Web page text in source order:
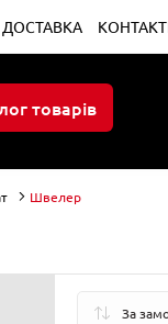
ДОСТАВКА
товарів
Швелер